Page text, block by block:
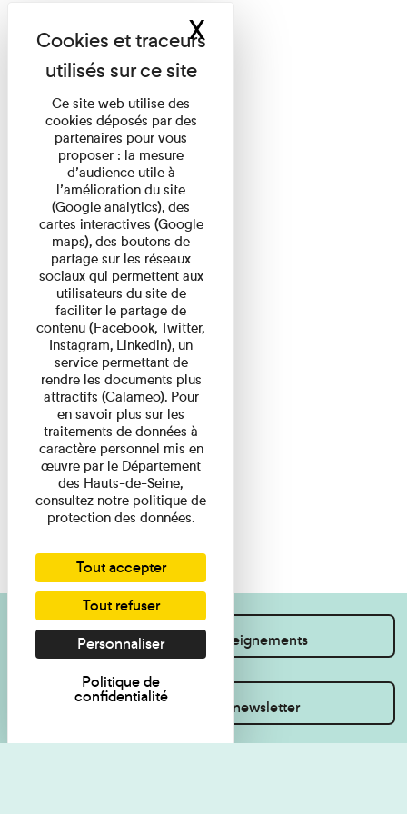
Je souhaite des renseignements
Inscrivez-vous à la newsletter
Ce site web utilise des
cookies déposés par des
partenaires pour vous
proposer : la mesure
d’audience utile à
l’amélioration du site
(Google analytics), des
cartes interactives (Google
maps), des boutons de
partage sur les réseaux
sociaux qui permettent aux
utilisateurs du site de
faciliter le partage de
contenu (Facebook, Twitter,
Instagram, Linkedin), un
service permettant de
rendre les documents plus
attractifs (Calameo). Pour
en savoir plus sur les
traitements de données à
caractère personnel mis en
œuvre par le Département
des Hauts-de-Seine,
consultez notre politique de
protection des données.
Tout accepter
Tout refuser
Personnaliser
Politique de
confidentialité
XMasquer le